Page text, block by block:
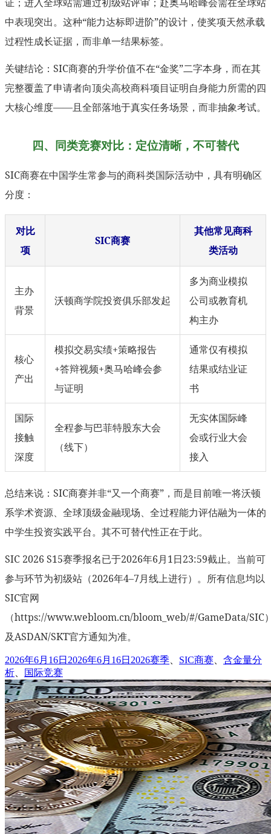
中表现突出。这种“能力达标即进阶”的设计，使奖项天然承载
过程性成长证据，而非单一结果标签。
关键结论：SIC商赛的升学价值不在“金奖”二字本身，而在其
完整覆盖了申请者向顶尖高校商科项目证明自身能力所需的四
大核心维度——且全部落地于真实任务场景，而非抽象考试。
四、同类竞赛对比：定位清晰，不可替代
SIC商赛在中国学生常参与的商科类国际活动中，具有明确区
分度：
对比
项
SIC商赛
其他常见商科
类活动
主办
背景
沃顿商学院投资俱乐部发起
多为商业模拟
公司或教育机
构主办
核心
产出
模拟交易实绩+策略报告
+答辩视频+奥马哈峰会参
与证明
通常仅有模拟
结果或结业证
书
国际
接触
深度
全程参与巴菲特股东大会
（线下）
无实体国际峰
会或行业大会
接入
总结来说：SIC商赛并非“又一个商赛”，而是目前唯一将沃顿
系学术资源、全球顶级金融现场、全过程能力评估融为一体的
中学生投资实践平台。其不可替代性正在于此。
SIC 2026 S15赛季报名已于2026年6月1日23:59截止。当前可
参与环节为初级站（2026年4–7月线上进行）。所有信息均以
SIC官网
（https://www.webloom.cn/bloom_web/#/GameData/SIC
及ASDAN/SKT官方通知为准。
发
布
于
2026年6月16日 2026年6月16日 标
2026赛季 SIC商赛
含金量分
析
国际竞赛